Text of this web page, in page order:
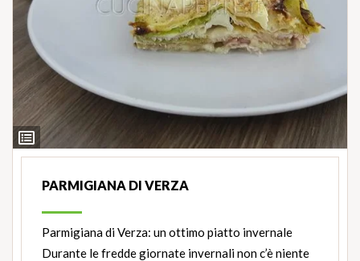
Ingredienti
PARMIGIANA DI VERZA
Parmigiana di Verza: un ottimo piatto invernale
Durante le fredde giornate invernali non c’è niente